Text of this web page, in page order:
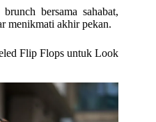
bersama sahabat,
menikmati akhir pekan.
Flip Flops untuk Look